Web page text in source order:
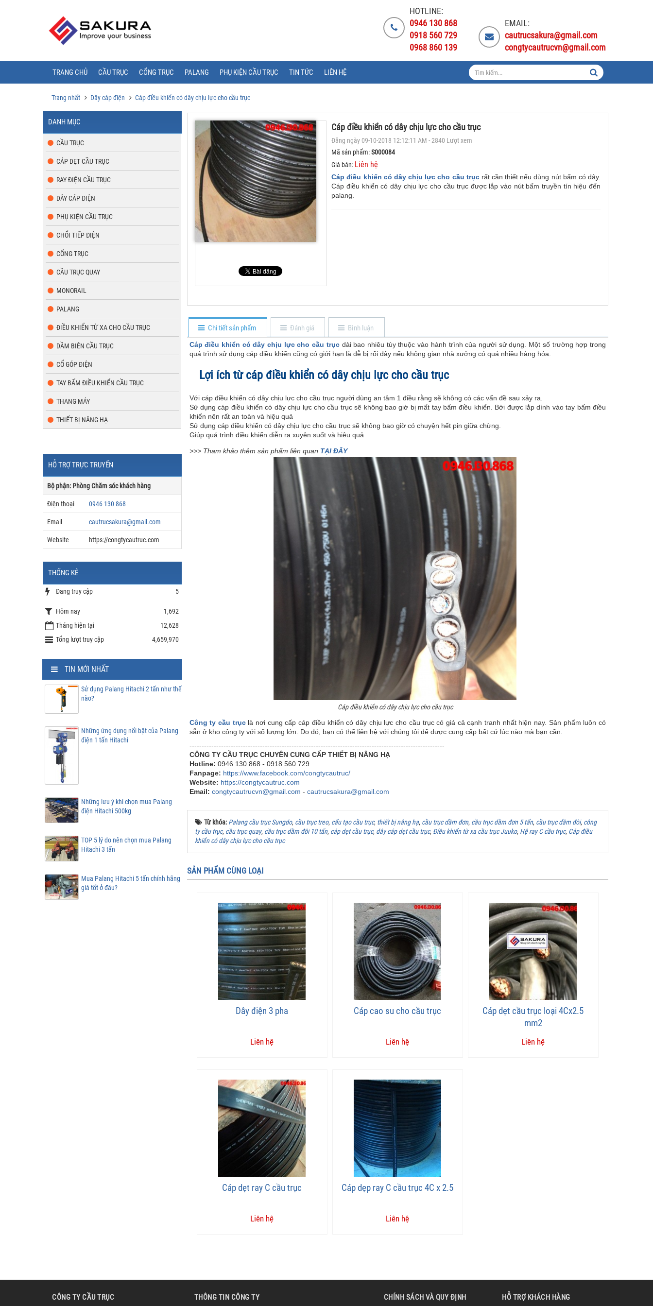
HOTLINE:
0946 130 868
0918 560 729
0968 860 139
EMAIL:
cautrucsakura@gmail.com
congtycautrucvn@gmail.com
TRANG CHỦ CẦU TRỤC CỔNG TRỤC PALANG PHỤ KIỆN CẦU TRỤC TIN TỨC LIÊN HỆ
Trang nhất Dây cáp điện Cáp điều khiển có dây chịu lực cho cầu trục
Cáp điều khiển có dây chịu lực cho cầu trục
Đăng ngày 09-10-2018 12:12:11 AM - 2840 Lượt xem
Mã sản phẩm:S000084
Giá bán: Liên hệ
Cáp điều khiển có dây chịu lực cho cầu trụcrất cần thiết nếu dùng nút bấm có dây.
Cáp điều khiển có dây chịu lực cho cầu trục được lắp vào nút bấm truyền tín hiệu đến
palang.
Chi tiết sản phẩm Đánh giá Bình luận
Cáp điều khiển có dây chịu lực cho cầu trụcdài bao nhiêu tùy thuộc vào hành trình của người sử dụng. Một số trường hợp trong
quá trình sử dụng cáp điều khiển cũng có giới hạn là dễ bị rối dây nếu không gian nhà xưởng có quá nhiều hàng hóa.
Lợi ích từ cáp điều khiển có dây chịu lực cho cầu trục
Với cáp điều khiển có dây chịu lực cho cầu trục người dùng an tâm 1 điều rằng sẽ không có các vấn đề sau xảy ra.
Sử dụng cáp điều khiển có dây chịu lực cho cầu trục sẽ không bao giờ bị mất tay bấm điều khiển. Bởi được lắp dính vào tay bấm điều
khiển nên rất an toàn và hiệu quả
Sử dụng cáp điều khiển có dây chịu lực cho cầu trục sẽ không bao giờ có chuyện hết pin giữa chừng.
Giúp quá trình điều khiển diễn ra xuyên suốt và hiệu quả
>>> Tham khảo thêm sản phẩm liên quan TẠI ĐÂY
Cáp điều khiển có dây chịu lực cho cầu trục
Công ty cầu trụclà nơi cung cấp cáp điều khiển có dây chịu lực cho cầu trục có giá cả cạnh tranh nhất hiện nay. Sản phẩm luôn có
sẵn ở kho công ty với số lượng lớn. Do đó, bạn có thể liên hệ với chúng tôi để được cung cấp bất cứ lúc nào mà bạn cần.
---------------------------------------------------------------------------------------------------------
CÔNG TY CẦU TRỤC CHUYÊN CUNG CẤP THIẾT BỊ NÂNG HẠ
Hotline: 0946 130 868 - 0918 560 729
Fanpage: https://www.facebook.com/congtycautruc/
Website: https://congtycautruc.com
Email: congtycautrucvn@gmail.com - cautrucsakura@gmail.com
Từ khóa: Palang cầu trục Sungdo, cầu trục treo, cấu tạo cầu trục, thiết bị nâng hạ, cầu trục dầm đơn, cầu trục dầm đơn 5 tấn, cầu trục dầm đôi, công
ty cầu trục, cầu trục quay, cầu trục dầm đôi 10 tấn, cáp dẹt cầu trục, dây cáp dẹt cầu trục, Điều khiển từ xa cầu trục Juuko, Hệ ray C cầu trục, Cáp điều
khiển có dây chịu lực cho cầu trục
SẢN PHẨM CÙNG LOẠI
Dây điện 3 pha
Liên hệ
Cáp cao su cho cầu trục
Liên hệ
Cáp dẹt cầu trục loại 4Cx2.5
mm2
Liên hệ
Cáp dẹt ray C cầu trục
Liên hệ
Cáp dẹp ray C cầu trục 4C x 2.5
Liên hệ
DANH MỤC
CẦU TRỤC
CÁP DẸT CẦU TRỤC
RAY ĐIỆN CẦU TRỤC
DÂY CÁP ĐIỆN
PHỤ KIỆN CẦU TRỤC
CHỔI TIẾP ĐIỆN
CỔNG TRỤC
CẦU TRỤC QUAY
MONORAIL
PALANG
ĐIỀU KHIỂN TỪ XA CHO CẦU TRỤC
DẦM BIÊN CẦU TRỤC
CỔ GÓP ĐIỆN
TAY BẤM ĐIỀU KHIỂN CẦU TRỤC
THANG MÁY
THIẾT BỊ NÂNG HẠ
HỖ TRỢ TRỰC TRUYẾN
Bộ phận: Phòng Chăm sóc khách hàng
Điện thoại 0946 130 868
Email cautrucsakura@gmail.com
Website https://congtycautruc.com
THỐNG KÊ
Đang truy cập 5
Hôm nay
1,692
Tháng hiện tại
12,628
Tổng lượt truy cập
4,659,970
TIN MỚI NHẤT
Sử dụng Palang Hitachi 2 tấn như thế
nào?
Những ứng dụng nổi bật của Palang
điện 1 tấn Hitachi
Những lưu ý khi chọn mua Palang
điện Hitachi 500kg
TOP 5 lý do nên chọn mua Palang
Hitachi 3 tấn
Mua Palang Hitachi 5 tấn chính hãng
giá tốt ở đâu?
CÔNG TY CẦU TRỤC THÔNG TIN CÔNG TY CHÍNH SÁCH VÀ QUY ĐỊNH HỖ TRỢ KHÁCH HÀNG